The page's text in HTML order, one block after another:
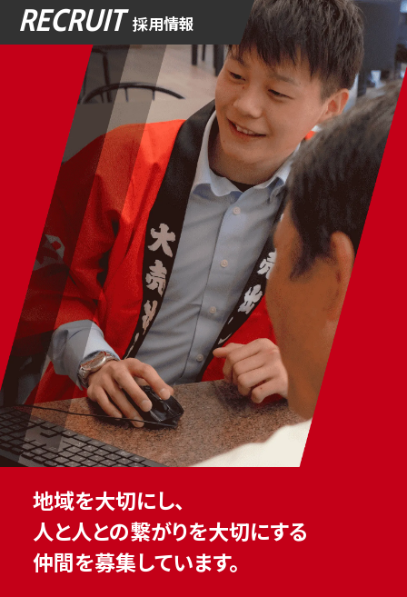
RECRUIT 採用情報
地域を大切にし、
人と人との繋がりを大切にする
仲間を募集しています。